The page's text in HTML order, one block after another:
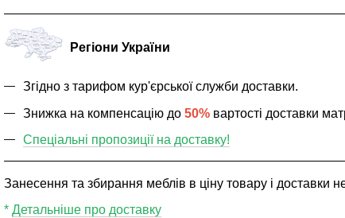
Регіони України
Згідно з тарифом кур'єрської служби доставки.
Знижка на компенсацію до 50% вартості доставки
Спеціальні пропозиції на доставку!
Занесення та збирання меблів в ціну товару і доставки
* Детальніше про доставку